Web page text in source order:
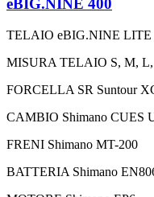
eBIG.NINE 400
TELAIO eBIG.NINE
MISURA TELAIO S, M,
FORCELLA SR Suntour
CAMBIO Shimano CUES
FRENI Shimano MT-200
BATTERIA Shimano